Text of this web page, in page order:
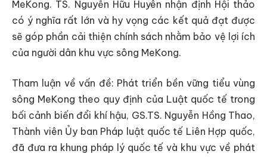
MeKong. TS. Nguyễn Hữu Huyên nhận định Hội thảo
có ý nghĩa rất lớn và hy vọng các kết quả đạt được
sẽ góp phần cải thiện chính sách nhằm bảo vệ lợi ích
của người dân khu vực sông MeKong.
Tham luận về vấn đề: Phát triển bền vững tiểu vùng
sông MeKong theo quy định của Luật quốc tế trong
bối cảnh biến đổi khí hậu, GS.TS. Nguyễn Hồng Thao,
Thành viên Ủy ban Pháp luật quốc tế Liên Hợp quốc,
đã đưa ra khung pháp lý quốc tế và khu vực về phát